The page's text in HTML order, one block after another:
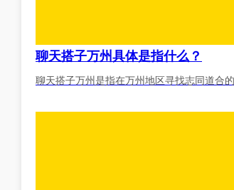
聊天搭子万州具体是指什么？
聊天搭子万州是指在万州地区寻找志同道合